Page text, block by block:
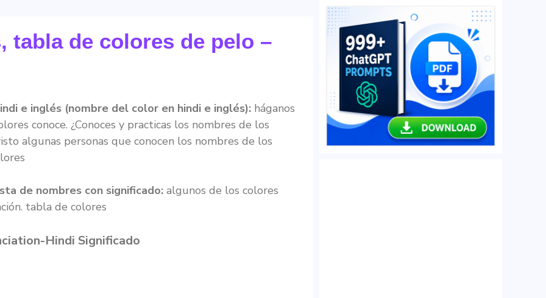
tabla de colores de pelo –
e inglés (nombre del color en hindi e inglés): háganos
conoce. ¿Conoces y practicas los nombres de los
algunas personas que conocen los nombres de los
de nombres con significado: algunos de los colores
tabla de colores
Hindi Significado